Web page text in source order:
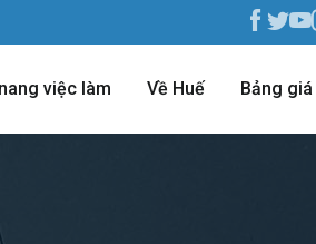
việc làm Về Huế Bảng giá